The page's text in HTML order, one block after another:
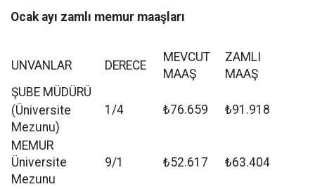
Ocak ayı zamlı memur maaşları
UNVANLAR DERECE
MEVCUT
MAAŞ
ZAMLI
MAAŞ
ŞUBE MÜDÜRÜ
1/4
₺76.659 ₺91.918
(Üniversite
Mezunu)
MEMUR
Üniversite
Mezunu
9/1 ₺52.617 ₺63.404